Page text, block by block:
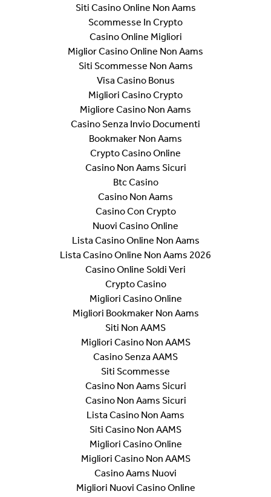
Siti Casino Online Non Aams
Scommesse In Crypto
Casino Online Migliori
Miglior Casino Online Non Aams
Siti Scommesse Non Aams
Visa Casino Bonus
Migliori Casino Crypto
Migliore Casino Non Aams
Casino Senza Invio Documenti
Bookmaker Non Aams
Crypto Casino Online
Casino Non Aams Sicuri
Btc Casino
Casino Non Aams
Casino Con Crypto
Nuovi Casino Online
Lista Casino Online Non Aams
Lista Casino Online Non Aams 2026
Casino Online Soldi Veri
Crypto Casino
Migliori Casino Online
Migliori Bookmaker Non Aams
Siti Non AAMS
Migliori Casino Non AAMS
Casino Senza AAMS
Siti Scommesse
Casino Non Aams Sicuri
Casino Non Aams Sicuri
Lista Casino Non Aams
Siti Casino Non AAMS
Migliori Casino Online
Migliori Casino Non AAMS
Casino Aams Nuovi
Migliori Nuovi Casino Online